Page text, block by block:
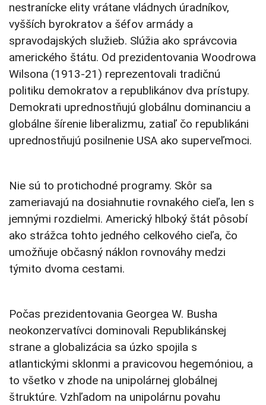
nestranícke elity vrátane vládnych úradníkov,
vyšších byrokratov a šéfov armády a
spravodajských služieb. Slúžia ako správcovia
amerického štátu. Od prezidentovania Woodrowa
Wilsona (1913-21) reprezentovali tradičnú
politiku demokratov a republikánov dva prístupy.
Demokrati uprednostňujú globálnu dominanciu a
globálne šírenie liberalizmu, zatiaľ čo republikáni
uprednostňujú posilnenie USA ako superveľmoci.
Nie sú to protichodné programy. Skôr sa
zameriavajú na dosiahnutie rovnakého cieľa, len s
jemnými rozdielmi. Americký hlboký štát pôsobí
ako strážca tohto jedného celkového cieľa, čo
umožňuje občasný náklon rovnováhy medzi
týmito dvoma cestami.
Počas prezidentovania Georgea W. Busha
neokonzervatívci dominovali Republikánskej
strane a globalizácia sa úzko spojila s
atlantickými sklonmi a pravicovou hegemóniou, a
to všetko v zhode na unipolárnej globálnej
štruktúre. Vzhľadom na unipolárnu povahu